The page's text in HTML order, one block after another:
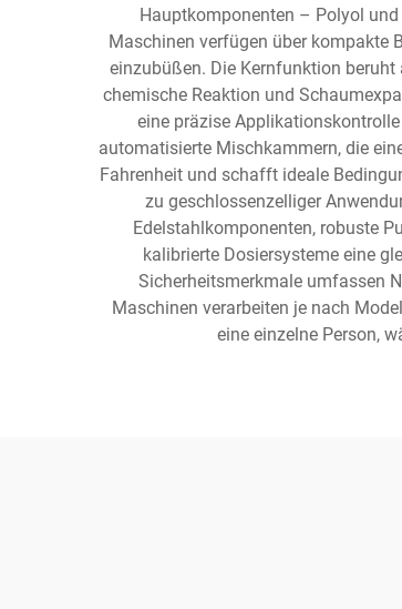
Hauptkomponenten – Polyol
Maschinen verfügen über kompakte
einzubüßen. Die Kernfunktion
chemische Reaktion und
eine präzise
automatisierte Mischkammern, die
Fahrenheit und schafft ideale
zu geschlossenzelliger
Edelstahlkomponenten, robuste
kalibrierte Dosiersysteme eine
Sicherheitsmerkmale umfassen
Maschinen verarbeiten je nach
eine einzelne Person,